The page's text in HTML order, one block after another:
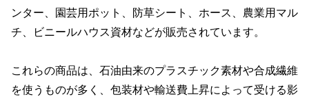
ンター、園芸用ポット、防草シート、ホース、農業用マル
チ、ビニールハウス資材などが販売されています。
これらの商品は、石油由来のプラスチック素材や合成繊維
を使うものが多く、包装材や輸送費上昇によって受ける影